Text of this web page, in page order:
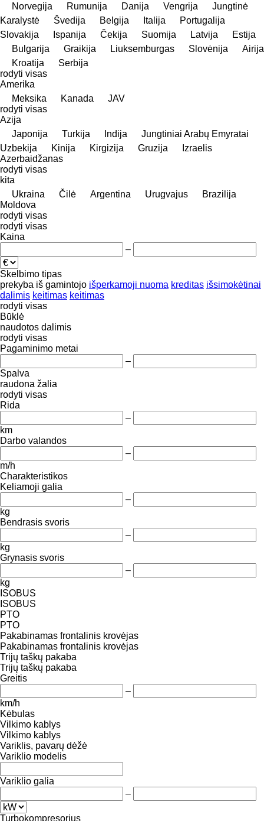
Norvegija
Rumunija Danija Vengrija
Jungtinė
Karalystė
Švedija Belgija Italija
Portugalija
Slovakija
Ispanija Čekija Suomija Latvija
Estija
Bulgarija
Graikija Liuksemburgas Slovėnija
Airija
Kroatija
Serbija
rodyti visas
Amerika
Meksika
Kanada
JAV
rodyti visas
Azija
Japonija
Turkija Indija
Jungtiniai Arabų Emyratai
Uzbekija
Kinija Kirgizija Gruzija
Izraelis
Azerbaidžanas
rodyti visas
kita
Ukraina
Čilė Argentina Urugvajus
Brazilija
Moldova
rodyti visas
rodyti visas
Kaina
–
Skelbimo tipas
prekyba iš gamintojo išperkamoji nuoma kreditas išsimokėtinai
dalimis keitimas keitimas
rodyti visas
Būklė
naudotos dalimis
rodyti visas
Pagaminimo metai
–
Spalva
raudona žalia
rodyti visas
Rida
–
km
Darbo valandos
–
m/h
Charakteristikos
Keliamoji galia
–
kg
Bendrasis svoris
–
kg
Grynasis svoris
–
kg
ISOBUS
ISOBUS
PTO
PTO
Pakabinamas frontalinis krovėjas
Pakabinamas frontalinis krovėjas
Trijų taškų pakaba
Trijų taškų pakaba
Greitis
–
km/h
Kėbulas
Vilkimo kablys
Vilkimo kablys
Variklis, pavarų dėžė
Variklio modelis
Variklio galia
–
Turbokompresorius